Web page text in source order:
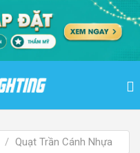
/ Quạt Trần Cánh Nhựa